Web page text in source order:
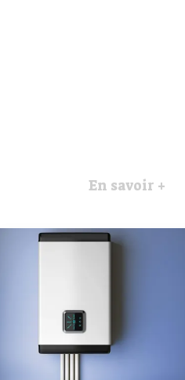
En savoir +